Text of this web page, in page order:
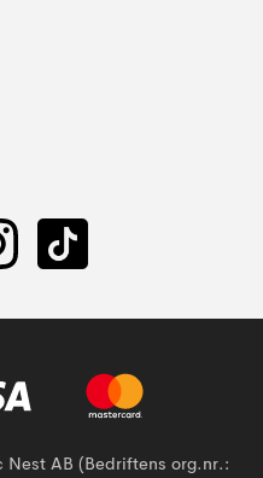
Nest AB (Bedriftens org.nr.: